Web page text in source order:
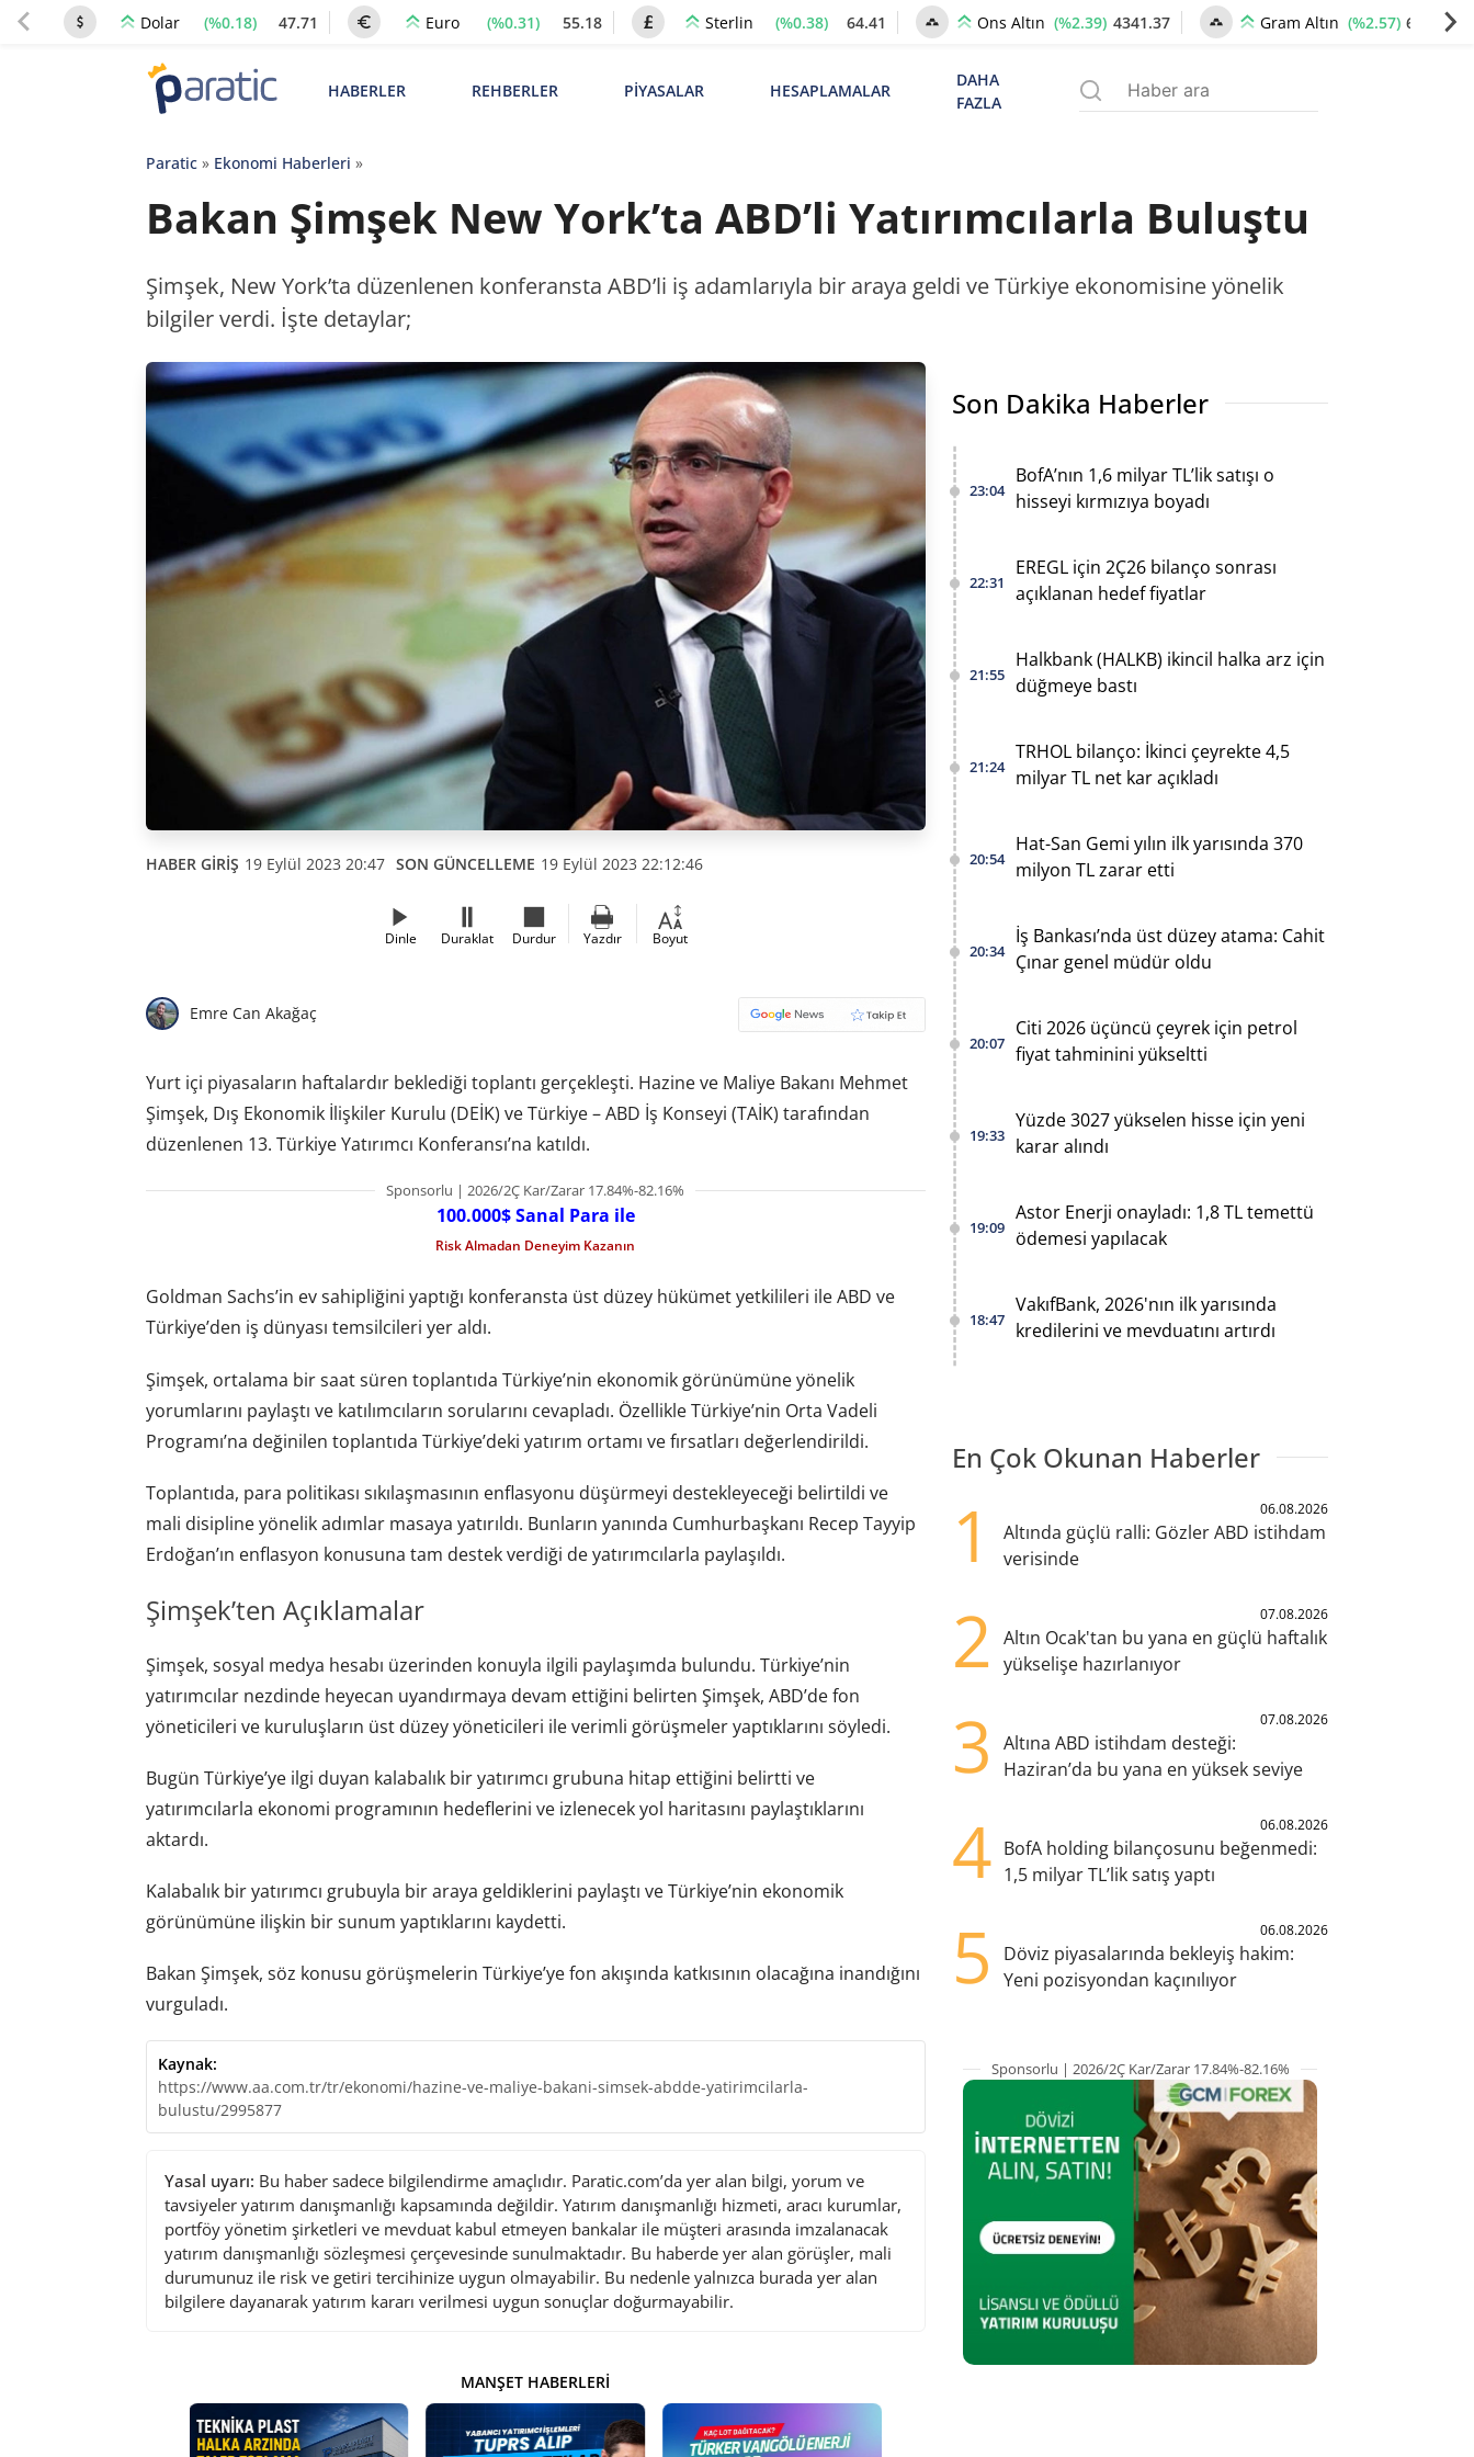
Dolar (%0.18) 47.71 Euro (%0.31) 55.18 Sterlin (%0.38) 64.41 Ons Altın (%2.39) 4341.37 Gram Altın (%2.57) 6659.77
HABERLER REHBERLER PİYASALAR HESAPLAMALAR
DAHA
FAZLA
Paratic» Ekonomi Haberleri »
Bakan Şimşek New York’ta ABD’li Yatırımcılarla Buluştu
Şimşek, New York’ta düzenlenen konferansta ABD’li iş adamlarıyla bir araya geldi ve Türkiye ekonomisine yönelik
bilgiler verdi. İşte detaylar;
HABER GİRİŞ 19 Eylül 2023 20:47 SON GÜNCELLEME 19 Eylül 2023 22:12:46
Dinle Duraklat Durdur Yazdır Boyut
Emre Can Akağaç
Yurt içi piyasaların haftalardır beklediği toplantı gerçekleşti. Hazine ve Maliye Bakanı Mehmet
Şimşek, Dış Ekonomik İlişkiler Kurulu (DEİK) ve Türkiye – ABD İş Konseyi (TAİK) tarafından
düzenlenen 13. Türkiye Yatırımcı Konferansı’na katıldı.
Sponsorlu | 2026/2Ç Kar/Zarar 17.84%-82.16%
100.000$ Sanal Para ile
Risk Almadan Deneyim Kazanın
Goldman Sachs’in ev sahipliğini yaptığı konferansta üst düzey hükümet yetkilileri ile ABD ve
Türkiye’den iş dünyası temsilcileri yer aldı.
Şimşek, ortalama bir saat süren toplantıda Türkiye’nin ekonomik görünümüne yönelik
yorumlarını paylaştı ve katılımcıların sorularını cevapladı. Özellikle Türkiye’nin Orta Vadeli
Programı’na değinilen toplantıda Türkiye’deki yatırım ortamı ve fırsatları değerlendirildi.
Toplantıda, para politikası sıkılaşmasının enflasyonu düşürmeyi destekleyeceği belirtildi ve
mali disipline yönelik adımlar masaya yatırıldı. Bunların yanında Cumhurbaşkanı Recep Tayyip
Erdoğan’ın enflasyon konusuna tam destek verdiği de yatırımcılarla paylaşıldı.
Şimşek’ten Açıklamalar
Şimşek, sosyal medya hesabı üzerinden konuyla ilgili paylaşımda bulundu. Türkiye’nin
yatırımcılar nezdinde heyecan uyandırmaya devam ettiğini belirten Şimşek, ABD’de fon
yöneticileri ve kuruluşların üst düzey yöneticileri ile verimli görüşmeler yaptıklarını söyledi.
Bugün Türkiye’ye ilgi duyan kalabalık bir yatırımcı grubuna hitap ettiğini belirtti ve
yatırımcılarla ekonomi programının hedeflerini ve izlenecek yol haritasını paylaştıklarını
aktardı.
Kalabalık bir yatırımcı grubuyla bir araya geldiklerini paylaştı ve Türkiye’nin ekonomik
görünümüne ilişkin bir sunum yaptıklarını kaydetti.
Bakan Şimşek, söz konusu görüşmelerin Türkiye’ye fon akışında katkısının olacağına inandığını
vurguladı.
Kaynak:
https://www.aa.com.tr/tr/ekonomi/hazine-ve-maliye-bakani-simsek-abdde-yatirimcilarla-
bulustu/2995877
Yasal uyarı: Bu haber sadece bilgilendirme amaçlıdır. Paratic.com’da yer alan bilgi, yorum ve
tavsiyeler yatırım danışmanlığı kapsamında değildir. Yatırım danışmanlığı hizmeti, aracı kurumlar,
portföy yönetim şirketleri ve mevduat kabul etmeyen bankalar ile müşteri arasında imzalanacak
yatırım danışmanlığı sözleşmesi çerçevesinde sunulmaktadır. Bu haberde yer alan görüşler, mali
durumunuz ile risk ve getiri tercihinize uygun olmayabilir. Bu nedenle yalnızca burada yer alan
bilgilere dayanarak yatırım kararı verilmesi uygun sonuçlar doğurmayabilir.
MANŞET HABERLERI
Son Dakika Haberler
23:04
BofA’nın 1,6 milyar TL’lik satışı o
hisseyi kırmızıya boyadı
22:31
EREGL için 2Ç26 bilanço sonrası
açıklanan hedef fiyatlar
21:55
Halkbank (HALKB) ikincil halka arz için
düğmeye bastı
21:24
TRHOL bilanço: İkinci çeyrekte 4,5
milyar TL net kar açıkladı
20:54
Hat-San Gemi yılın ilk yarısında 370
milyon TL zarar etti
20:34
İş Bankası’nda üst düzey atama: Cahit
Çınar genel müdür oldu
20:07
Citi 2026 üçüncü çeyrek için petrol
fiyat tahminini yükseltti
19:33
Yüzde 3027 yükselen hisse için yeni
karar alındı
19:09
Astor Enerji onayladı: 1,8 TL temettü
ödemesi yapılacak
18:47
VakıfBank, 2026'nın ilk yarısında
kredilerini ve mevduatını artırdı
En Çok Okunan Haberler
1 06.08.2026
Altında güçlü ralli: Gözler ABD istihdam
verisinde
2 07.08.2026
Altın Ocak'tan bu yana en güçlü haftalık
yükselişe hazırlanıyor
3 07.08.2026
Altına ABD istihdam desteği:
Haziran’da bu yana en yüksek seviye
4 06.08.2026
BofA holding bilançosunu beğenmedi:
1,5 milyar TL’lik satış yaptı
5 06.08.2026
Döviz piyasalarında bekleyiş hakim:
Yeni pozisyondan kaçınılıyor
Sponsorlu | 2026/2Ç Kar/Zarar 17.84%-82.16%